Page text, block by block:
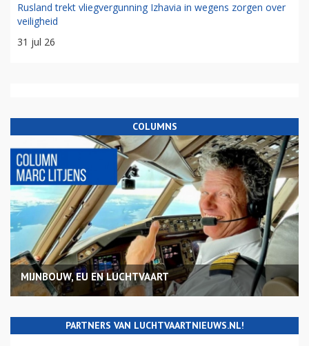
Rusland trekt vliegvergunning Izhavia in wegens zorgen over
veiligheid
31 jul 26
COLUMNS
MIJNBOUW, EU EN LUCHTVAART
PARTNERS VAN LUCHTVAARTNIEUWS.NL!